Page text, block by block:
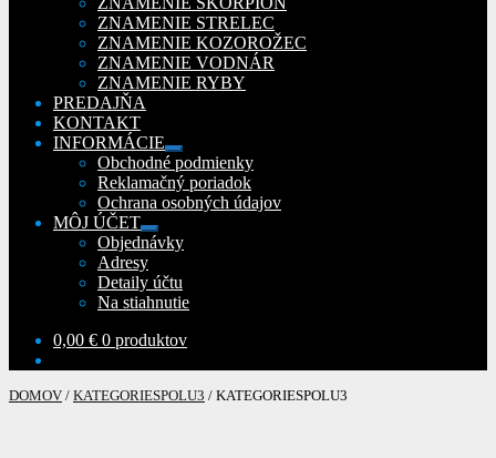
ZNAMENIE STRELEC
ZNAMENIE KOZOROŽEC
ZNAMENIE VODNÁR
ZNAMENIE RYBY
PREDAJŇA
KONTAKT
INFORMÁCIE
Rozbaliť
podradené
menu
Obchodné podmienky
Reklamačný poriadok
Ochrana osobných údajov
MÔJ ÚČET
Rozbaliť
podradené
Objednávky
Adresy
Detaily účtu
Na stiahnutie
0,00 € 0 produktov
DOMOV / KATEGORIESPOLU3 / KATEGORIESPOLU3